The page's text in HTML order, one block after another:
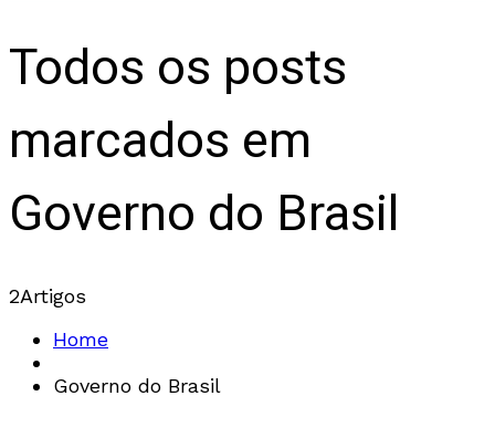
Todos os posts
marcados em
Governo do Brasil
2Artigos
Home
Governo do Brasil